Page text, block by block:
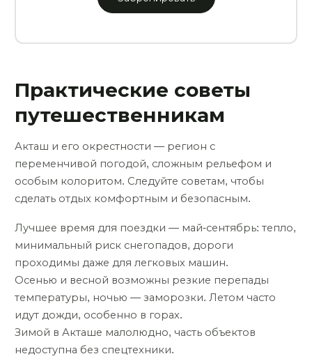
Практические советы
путешественникам
Акташ и его окрестности — регион с
переменчивой погодой, сложным рельефом и
особым колоритом. Следуйте советам, чтобы
сделать отдых комфортным и безопасным.
Лучшее время для поездки — май-сентябрь: тепло,
минимальный риск снегопадов, дороги
проходимы даже для легковых машин.
Осенью и весной возможны резкие перепады
температуры, ночью — заморозки. Летом часто
идут дожди, особенно в горах.
Зимой в Акташе малолюдно, часть объектов
недоступна без спецтехники.